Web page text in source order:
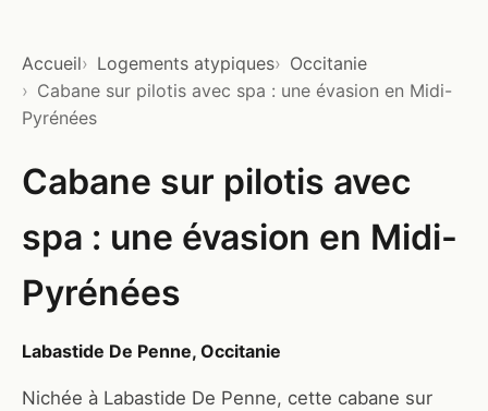
Accueil Logements atypiques
Occitanie
Cabane sur pilotis avec spa : une évasion en Midi-
Pyrénées
Cabane sur pilotis avec
spa : une évasion en Midi-
Pyrénées
Labastide De Penne, Occitanie
Nichée à Labastide De Penne, cette cabane sur